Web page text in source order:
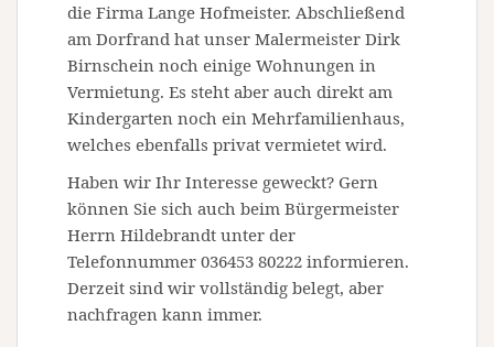
die Firma Lange Hofmeister. Abschließend
am Dorfrand hat unser Malermeister Dirk
Birnschein noch einige Wohnungen in
Vermietung. Es steht aber auch direkt am
Kindergarten noch ein Mehrfamilienhaus,
welches ebenfalls privat vermietet wird.
Haben wir Ihr Interesse geweckt? Gern
können Sie sich auch beim Bürgermeister
Herrn Hildebrandt unter der
Telefonnummer 036453 80222 informieren.
Derzeit sind wir vollständig belegt, aber
nachfragen kann immer.